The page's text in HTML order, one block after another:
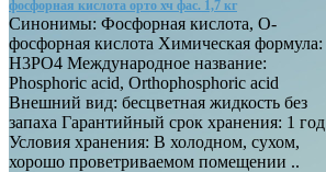
фосфорная кислота орто хч фас. 1,7 кг
Синонимы: Фосфорная кислота, О-
фосфорная кислота Химическая формула:
H3PO4 Международное название:
Phosphoric acid, Orthophosphoric acid
Внешний вид: бесцветная жидкость без
запаха Гарантийный срок хранения: 1 год
Условия хранения: В холодном, сухом,
хорошо проветриваемом помещении ..